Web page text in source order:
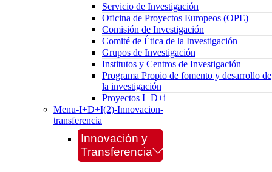
Servicio de Investigación
Oficina de Proyectos Europeos (OPE)
Comisión de Investigación
Comité de Ética de la Investigación
Grupos de Investigación
Institutos y Centros de Investigación
Programa Propio de fomento y desarrollo de
la investigación
Proyectos I+D+i
Menu-I+D+I(2)-Innovacion-
transferencia
Innovación y
Transferencia